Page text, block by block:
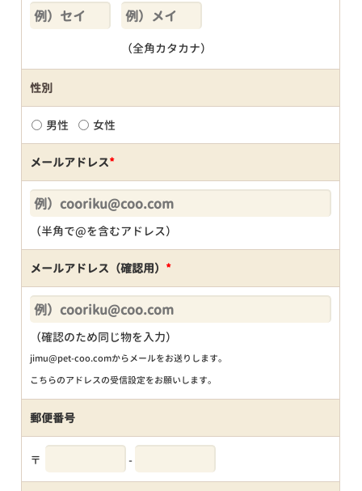
（全角カタカナ）
性別
男性 女性
メールアドレス*
（半角で@を含むアドレス）
メールアドレス（確認用） *
（確認のため同じ物を入力）
jimu@pet-coo.comからメールをお送りします。
こちらのアドレスの受信設定をお願いします。
郵便番号
〒 -